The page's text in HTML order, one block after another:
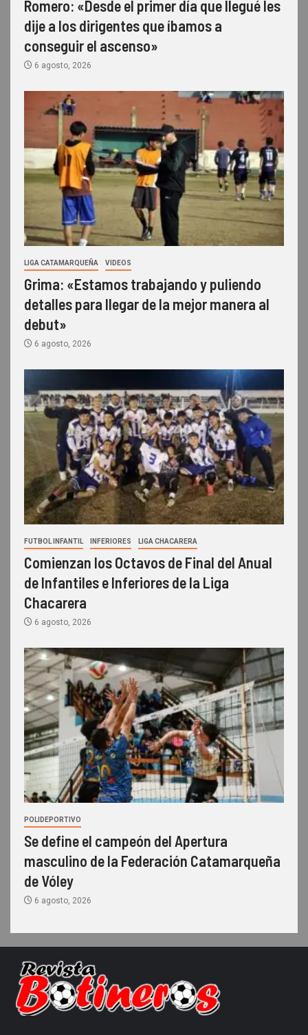
Romero: «Desde el primer día que llegué les
dije a los dirigentes que íbamos a
conseguir el ascenso»
6 agosto, 2026
LIGA CATAMARQUEÑA VIDEOS
Grima: «Estamos trabajando y puliendo
detalles para llegar de la mejor manera al
debut»
6 agosto, 2026
FUTBOL INFANTIL INFERIORES LIGA CHACARERA
Comienzan los Octavos de Final del Anual
de Infantiles e Inferiores de la Liga
Chacarera
6 agosto, 2026
POLIDEPORTIVO
Se define el campeón del Apertura
masculino de la Federación Catamarqueña
de Vóley
6 agosto, 2026